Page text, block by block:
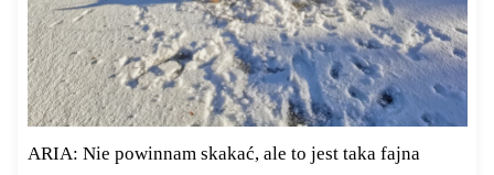
ARIA: Nie powinnam skakać, ale to jest taka fajna